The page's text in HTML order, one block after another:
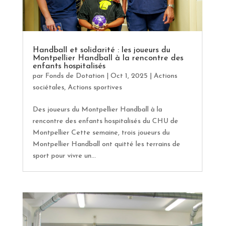
Handball et solidarité : les joueurs du
Montpellier Handball à la rencontre des
enfants hospitalisés
par Fonds de Dotation Oct 1, 2025
Actions
sociétales, Actions sportives
Des joueurs du Montpellier Handball à la
rencontre des enfants hospitalisés du CHU de
Montpellier Cette semaine, trois joueurs du
Montpellier Handball ont quitté les terrains de
sport pour vivre un...